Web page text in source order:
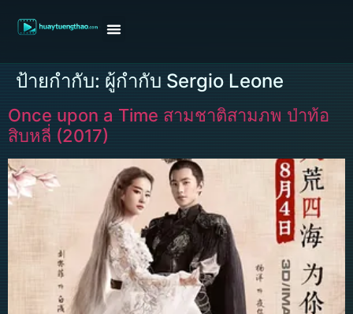
ป้ายกำกับ: ผู้กำกับ Sergio Leone
Once upon a Time สามชาติสามภพ ป่าท้อ
สิบหลี่ (2017)